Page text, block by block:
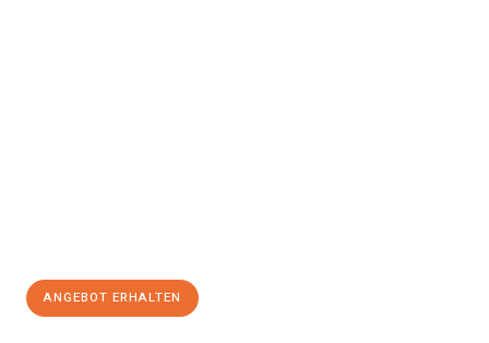
ANGEBOT ERHALTEN